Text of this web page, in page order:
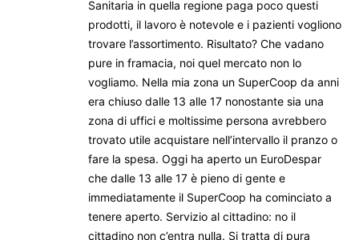
Sanitaria in quella regione paga poco questi
prodotti, il lavoro è notevole e i pazienti vogliono
trovare l’assortimento. Risultato? Che vadano
pure in framacia, noi quel mercato non lo
vogliamo. Nella mia zona un SuperCoop da anni
era chiuso dalle 13 alle 17 nonostante sia una
zona di uffici e moltissime persona avrebbero
trovato utile acquistare nell’intervallo il pranzo o
fare la spesa. Oggi ha aperto un EuroDespar
che dalle 13 alle 17 è pieno di gente e
immediatamente il SuperCoop ha cominciato a
tenere aperto. Servizio al cittadino: no il
cittadino non c’entra nulla. Si tratta di pura